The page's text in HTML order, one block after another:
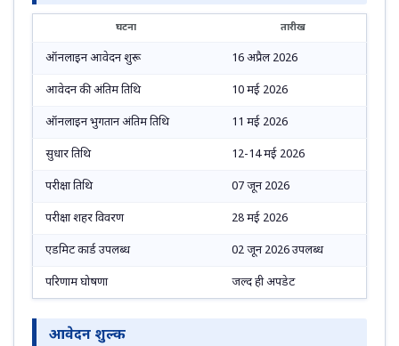
घटना तारीख
ऑनलाइन आवेदन शुरू 16 अप्रैल 2026
आवेदन की अंतिम तिथि 10 मई 2026
ऑनलाइन भुगतान अंतिम तिथि 11 मई 2026
सुधार तिथि 12-14 मई 2026
परीक्षा तिथि 07 जून 2026
परीक्षा शहर विवरण 28 मई 2026
एडमिट कार्ड उपलब्ध 02 जून 2026 उपलब्ध
परिणाम घोषणा जल्द ही अपडेट
आवेदन शुल्क